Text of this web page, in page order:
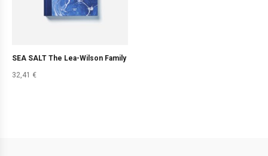
SEA SALT The Lea-Wilson Family
32,41 €